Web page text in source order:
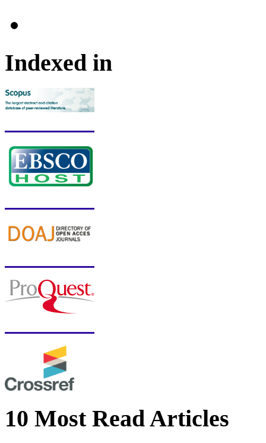
Indexed in
10 Most Read Articles